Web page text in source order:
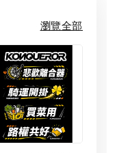
瀏覽全部